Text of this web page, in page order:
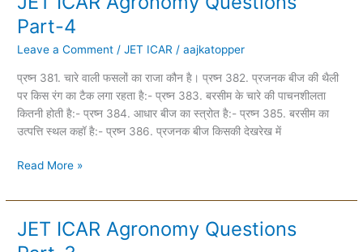
Part-4
Leave a Comment /JET ICAR /aajkatopper
प्रष्न 381. चारे वाली फसलों का राजा कौन है। प्रष्न 382. प्रजनक बीज की थैली
पर किस रंग का टैक लगा रहता है:- प्रष्न 383. बरसीम के चारे की पाचनशीलता
कितनी होती है:- प्रष्न 384. आधार बीज का स्त्रोत है:- प्रष्न 385. बरसीम का
उत्पत्ति स्थल कहाॅ है:- प्रष्न 386. प्रजनक बीज किसकी देखरेख में
ICAR
Agronomy
Questions
4
Read More »
JET ICAR Agronomy Questions
JET
ICAR